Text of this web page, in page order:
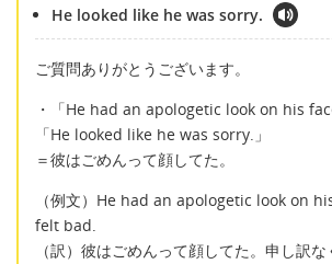
He looked like he was sorry.
ご質問ありがとうございます。
・「He had an apologetic look on his
「He looked like he was sorry.」
＝彼はごめんって顔してた。
（例文）He had an apologetic look on
felt bad.
（訳）彼はごめんって顔してた。申し訳